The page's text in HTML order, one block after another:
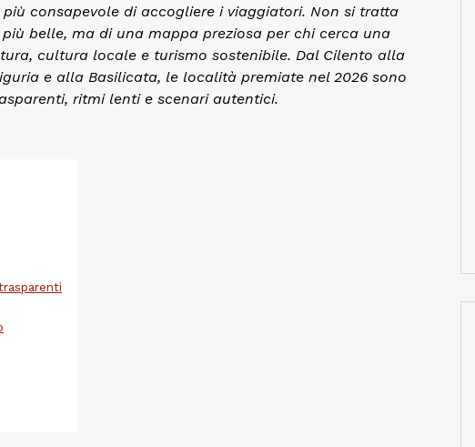
consapevole di accogliere i viaggiatori. Non si tratta
belle, ma di una mappa preziosa per chi cerca una
cultura locale e turismo sostenibile. Dal Cilento alla
e alla Basilicata, le località premiate nel 2026 sono
ritmi lenti e scenari autentici.